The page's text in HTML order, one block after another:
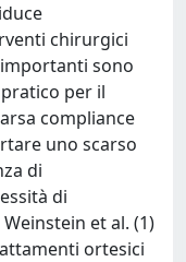
chirurgici
sono
per il
compliance
uno scarso
di
di
et al. (1)
ortesici